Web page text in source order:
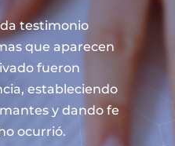
testimonio
que aparecen
fueron
estableciendo
y dando fe
ocurrió.